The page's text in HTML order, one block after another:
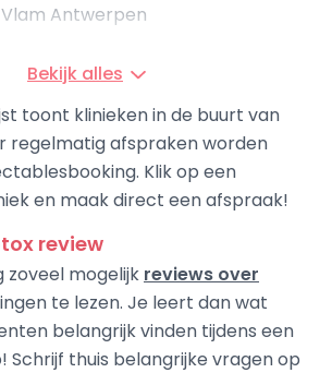
Antwerpen
Bekijk alles
toont klinieken in de buurt van
regelmatig afspraken worden
Klik op een
en maak direct een afspraak!
review
zoveel mogelijk reviews over
te lezen. Je leert dan wat
belangrijk vinden tijdens een
Schrijf thuis belangrijke vragen op